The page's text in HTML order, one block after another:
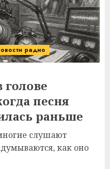
радио
голове
песня
раньше
слушают
как оно